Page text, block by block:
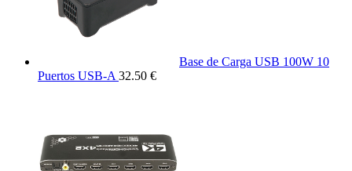
Base de Carga USB 100W 10
Puertos USB-A 32.50 €